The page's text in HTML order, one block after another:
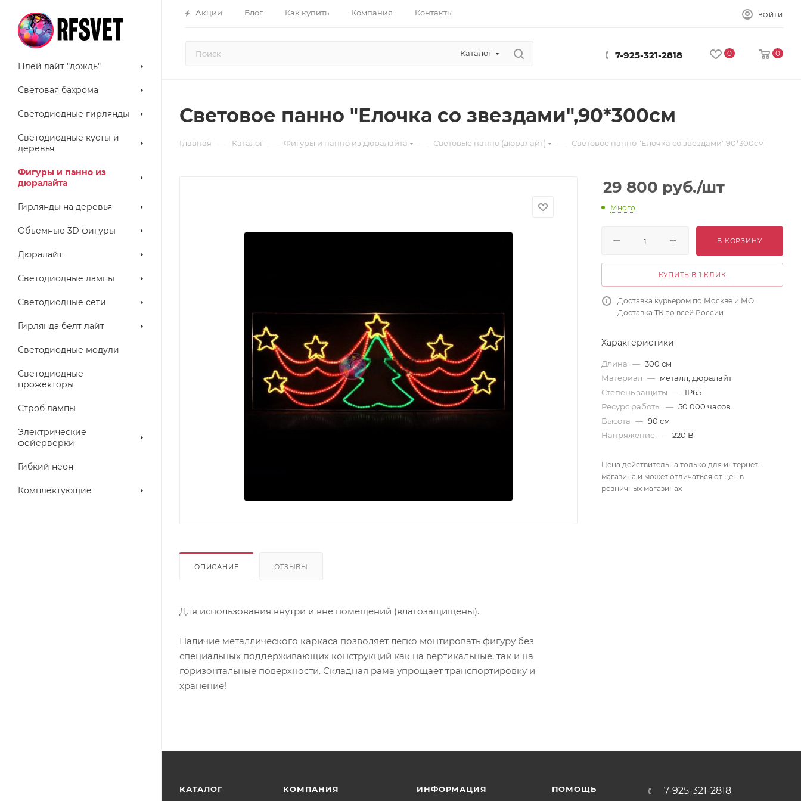
Акции Блог Как купить Компания Контакты ВОЙТИ
Каталог 7-925-321-2818 0 0
Плей лайт "дождь"
Световая бахрома
Светодиодные гирлянды
Светодиодные кусты и
деревья
Фигуры и панно из
дюралайта
Гирлянды на деревья
Объемные 3D фигуры
Дюралайт
Светодиодные лампы
Светодиодные сети
Гирлянда белт лайт
Светодиодные модули
Светодиодные
прожекторы
Строб лампы
Электрические
фейерверки
Гибкий неон
Комплектующие
Световое панно "Елочка со звездами",90*300см
Главная — Каталог — Фигуры и панно из дюралайта — Световые панно (дюралайт) — Световое панно "Елочка со звездами",90*300см
ОПИСАНИЕ ОТЗЫВЫ
Для использования внутри и вне помещений (влагозащищены).
Наличие металлического каркаса позволяет легко монтировать фигуру без
специальных поддерживающих конструкций как на вертикальные, так и на
горизонтальные поверхности. Складная рама упрощает транспортировку и
хранение!
29 800 руб./шт
Много
В КОРЗИНУ
КУПИТЬ В 1 КЛИК
Доставка курьером по Москве и МО
Доставка ТК по всей России
Характеристики
Длина — 300 см
Материал — металл, дюралайт
Степень защиты — IP65
Ресурс работы — 50 000 часов
Высота — 90 см
Напряжение — 220 В
Цена действительна только для интернет-
магазина и может отличаться от цен в
розничных магазинах
КАТАЛОГ КОМПАНИЯ ИНФОРМАЦИЯ ПОМОЩЬ 7-925-321-2818